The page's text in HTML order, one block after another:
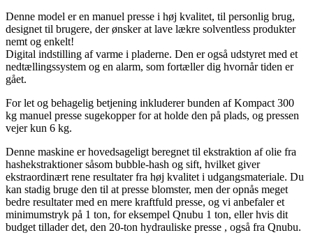
Denne model er en manuel presse i høj kvalitet, til personlig brug,
designet til brugere, der ønsker at lave lækre solventless produkter
nemt og enkelt!
Digital indstilling af varme i pladerne. Den er også udstyret med et
nedtællingssystem og en alarm, som fortæller dig hvornår tiden er
gået.
For let og behagelig betjening inkluderer bunden af ​​Kompact 300
kg manuel presse sugekopper for at holde den på plads, og pressen
vejer kun 6 kg.
Denne maskine er hovedsageligt beregnet til ekstraktion af olie fra
hashekstraktioner såsom bubble-hash og sift, hvilket giver
ekstraordinært rene resultater fra høj kvalitet i udgangsmateriale. Du
kan stadig bruge den til at presse blomster, men der opnås meget
bedre resultater med en mere kraftfuld presse, og vi anbefaler et
minimumstryk på 1 ton, for eksempel Qnubu 1 ton, eller hvis dit
budget tillader det, den 20-ton hydrauliske presse , også fra Qnubu.